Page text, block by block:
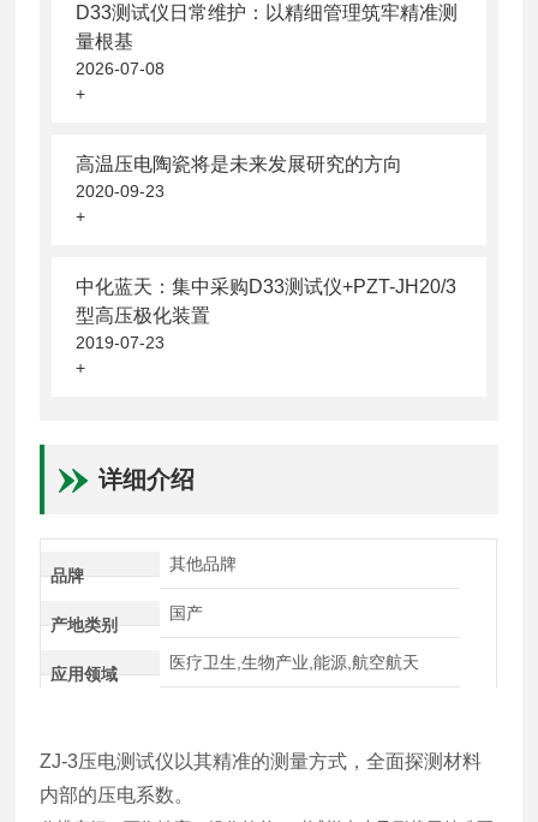
D33测试仪日常维护：以精细管理筑牢精准测
量根基
2026-07-08
+
高温压电陶瓷将是未来发展研究的方向
2020-09-23
+
中化蓝天：集中采购D33测试仪+PZT-JH20/3
型高压极化装置
2019-07-23
+
详细介绍
品牌
其他品牌
产地类别
国产
应用领域
医疗卫生,生物产业,能源,航空航天
ZJ-3压电测试仪以其精准的测量方式，全面探测材料
内部的压电系数。